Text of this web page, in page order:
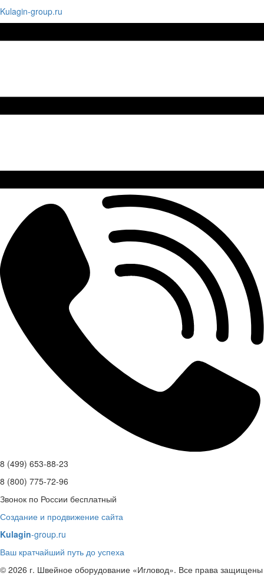
Kulagin-group.ru
8 (499) 653-88-23
8 (800) 775-72-96
Звонок по России бесплатный
Создание и продвижение сайта
Kulagin-group.ru
Ваш кратчайший путь до успеха
© 2026 г. Швейное оборудование «Игловод». Все права защищены